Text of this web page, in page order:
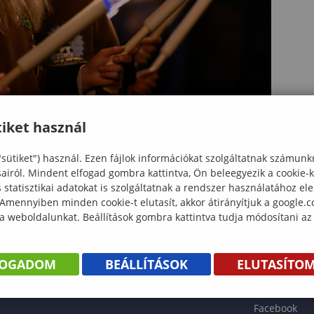
Facebook
használ
használ. Ezen fájlok információkat szolgáltatnak
Mindent elfogad gombra kattintva, Ön beleegyezik a cookie-
statisztikai adatokat is szolgáltatnak a rendszer használatához
minden cookie-t elutasít, akkor átirányítjuk a
weboldalunkat. Beállítások gombra kattintva tudja módosítani
BEÁLLÍTÁSOK